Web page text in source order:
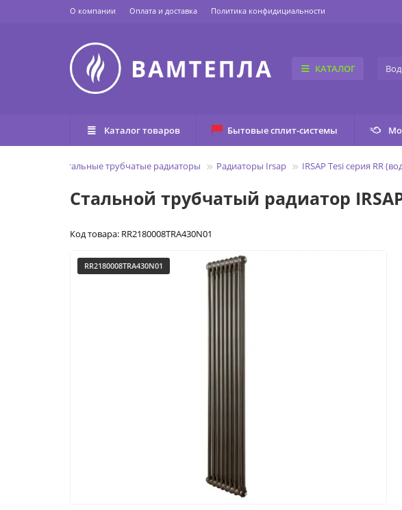
О компании Оплата и доставка Политика конфидициальности
КАТАЛОГ
Каталог товаров Бытовые сплит-системы
Стальные трубчатые радиаторы Радиаторы Irsap IRSAP Tesi серия RR
Стальной трубчатый радиатор
Код товара: RR2180008TRA430N01
RR2180008TRA430N01